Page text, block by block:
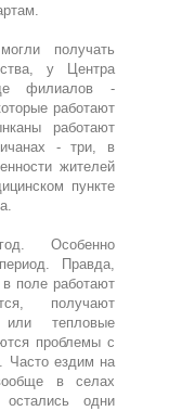
получать
у Центра
филиалов -
работают
работают
- три, в
жителей
пункте
Особенно
Правда,
поле работают
получают
или тепловые
проблемы с
Часто ездим на
в селах
одни